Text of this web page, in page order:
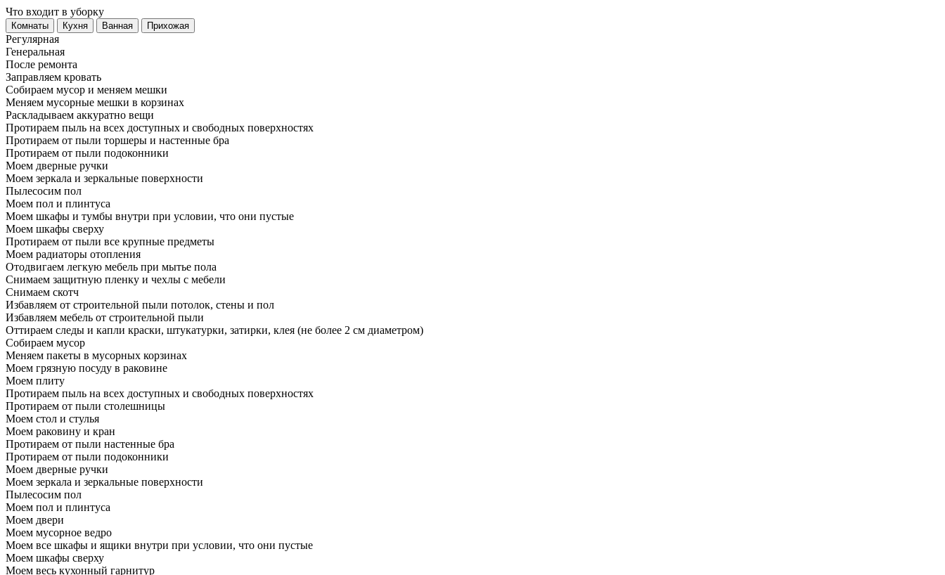
Что входит в уборку
Регу­лярная
Гене­ральная
После ремонта
Заправляем кровать
Собираем мусор и меняем мешки
Меняем мусорные мешки в корзинах
Раскладываем аккуратно вещи
Протираем пыль на всех доступных и свободных поверхностях
Протираем от пыли торшеры и настенные бра
Протираем от пыли подоконники
Моем дверные ручки
Моем зеркала и зеркальные поверхности
Пылесосим пол
Моем пол и плинтуса
Моем шкафы и тумбы внутри при условии, что они пустые
Моем шкафы сверху
Протираем от пыли все крупные предметы
Моем радиаторы отопления
Отодвигаем легкую мебель при мытье пола
Снимаем защитную пленку и чехлы с мебели
Снимаем скотч
Избавляем от строительной пыли потолок, стены и пол
Избавляем мебель от строительной пыли
Оттираем следы и капли краски, штукатурки, затирки, клея (не более 2 см диаметром)
Собираем мусор
Меняем пакеты в мусорных корзинах
Моем грязную посуду в раковине
Моем плиту
Протираем пыль на всех доступных и свободных поверхностях
Протираем от пыли столешницы
Моем стол и стулья
Моем раковину и кран
Протираем от пыли настенные бра
Протираем от пыли подоконники
Моем дверные ручки
Моем зеркала и зеркальные поверхности
Пылесосим пол
Моем пол и плинтуса
Моем двери
Моем мусорное ведро
Моем все шкафы и ящики внутри при условии, что они пустые
Моем шкафы сверху
Моем весь кухонный гарнитур